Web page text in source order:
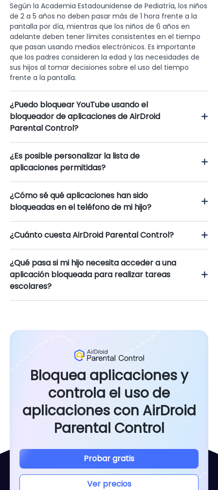
Según la Academia Estadounidense de Pediatría, los niños
de 2 a 5 años no deben pasar más de 1 hora frente a la
pantalla por día, mientras que los niños de 6 años en
adelante deben tener límites consistentes en el tiempo
que pasan usando medios electrónicos. Es importante
que los padres consideren la edad y las necesidades de
sus hijos al tomar decisiones sobre el uso del tiempo
frente a la pantalla.
¿Puedo bloquear YouTube usando el
bloqueador de aplicaciones de AirDroid
Parental Control?
¿Es posible personalizar la lista de
aplicaciones permitidas?
¿Cómo sé qué aplicaciones han sido
bloqueadas en el teléfono de mi hijo?
¿Cuánto cuesta AirDroid Parental Control?
¿Qué pasa si mi hijo necesita acceder a una
aplicación bloqueada para realizar tareas
escolares?
Bloquea aplicaciones y
controla el uso de
aplicaciones con AirDroid
Parental Control
Probar gratis
Ver precios